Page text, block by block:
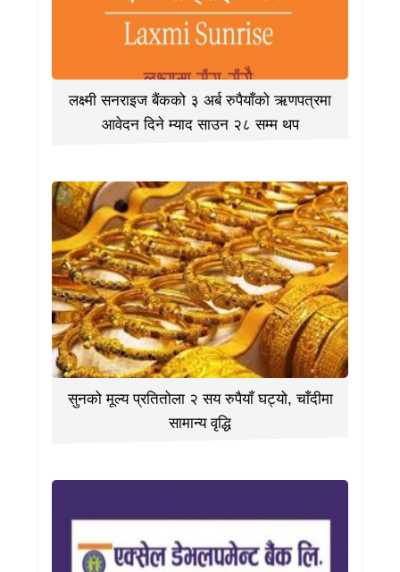
लक्ष्मी सनराइज बैंकको ३ अर्ब रुपैयाँको ऋणपत्रमा
आवेदन दिने म्याद साउन २८ सम्म थप
सुनको मूल्य प्रतितोला २ सय रुपैयाँ घट्यो, चाँदीमा
सामान्य वृद्धि